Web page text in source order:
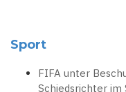
Sport
FIFA unter
Schiedsrichter